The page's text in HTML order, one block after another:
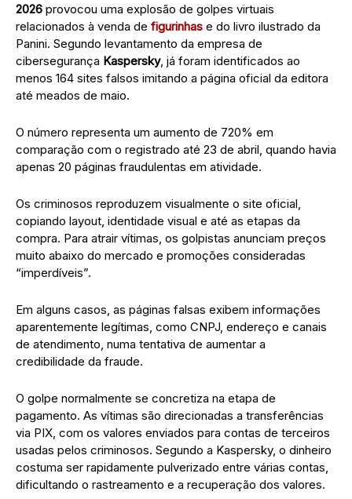
2026 provocou uma explosão de golpes virtuais
relacionados à venda de figurinhas e do livro ilustrado da
Panini. Segundo levantamento da empresa de
cibersegurança Kaspersky, já foram identificados ao
menos 164 sites falsos imitando a página oficial da editora
até meados de maio.
O número representa um aumento de 720% em
comparação com o registrado até 23 de abril, quando havia
apenas 20 páginas fraudulentas em atividade.
Os criminosos reproduzem visualmente o site oficial,
copiando layout, identidade visual e até as etapas da
compra. Para atrair vítimas, os golpistas anunciam preços
muito abaixo do mercado e promoções consideradas
“imperdíveis”.
Em alguns casos, as páginas falsas exibem informações
aparentemente legítimas, como CNPJ, endereço e canais
de atendimento, numa tentativa de aumentar a
credibilidade da fraude.
O golpe normalmente se concretiza na etapa de
pagamento. As vítimas são direcionadas a transferências
via PIX, com os valores enviados para contas de terceiros
usadas pelos criminosos. Segundo a Kaspersky, o dinheiro
costuma ser rapidamente pulverizado entre várias contas,
dificultando o rastreamento e a recuperação dos valores.